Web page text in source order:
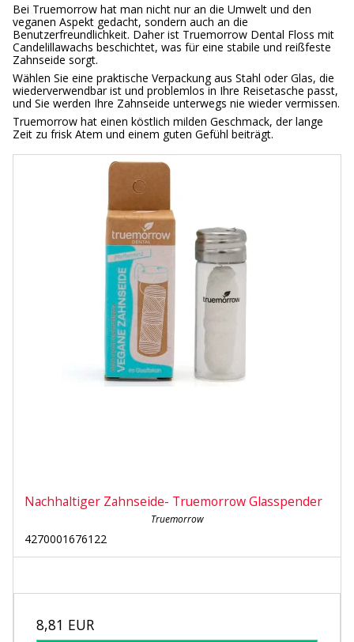
Bei Truemorrow hat man nicht nur an die Umwelt und den
veganen Aspekt gedacht, sondern auch an die
Benutzerfreundlichkeit. Daher ist Truemorrow Dental Floss mit
Candelillawachs beschichtet, was für eine stabile und reißfeste
Zahnseide sorgt.
Wählen Sie eine praktische Verpackung aus Stahl oder Glas, die
wiederverwendbar ist und problemlos in Ihre Reisetasche passt,
und Sie werden Ihre Zahnseide unterwegs nie wieder vermissen.
Truemorrow hat einen köstlich milden Geschmack, der lange
Zeit zu frisk Atem und einem guten Gefühl beiträgt.
Nachhaltiger Zahnseide- Truemorrow Glasspender
Truemorrow
4270001676122
8,81 EUR